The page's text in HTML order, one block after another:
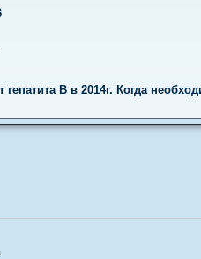
В в 2014г. Когда